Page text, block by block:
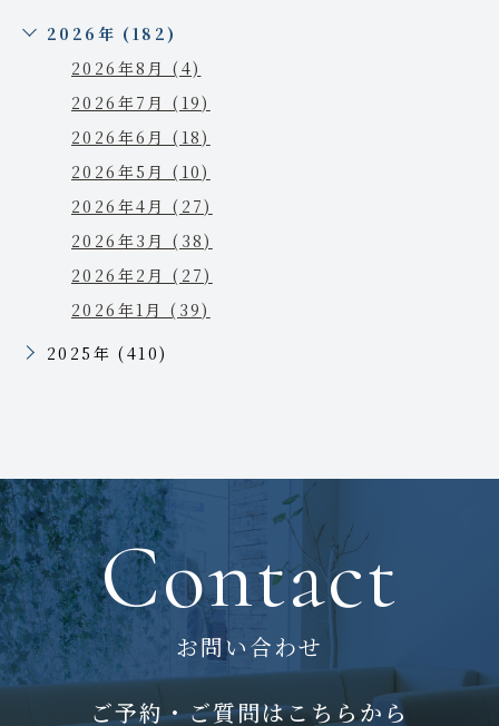
2026年 (182)
2026年8月 (4)
2026年7月 (19)
2026年6月 (18)
2026年5月 (10)
2026年4月 (27)
2026年3月 (38)
2026年2月 (27)
2026年1月 (39)
2025年 (410)
Contact
お問い合わせ
ご予約・ご質問はこちらから